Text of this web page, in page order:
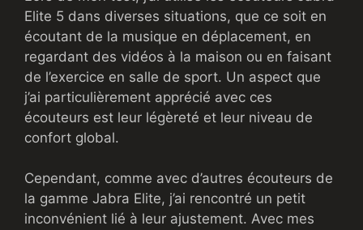
Elite 5 dans diverses situations, que ce soit en
écoutant de la musique en déplacement, en
regardant des vidéos à la maison ou en faisant
de l’exercice en salle de sport. Un aspect que
j’ai particulièrement apprécié avec ces
écouteurs est leur légèreté et leur niveau de
confort global.
Cependant, comme avec d’autres écouteurs de
la gamme Jabra Elite, j’ai rencontré un petit
inconvénient lié à leur ajustement. Avec mes